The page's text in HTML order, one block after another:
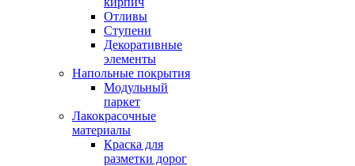
Отливы
Ступени
Декоративные
элементы
Напольные покрытия
Модульный
паркет
Лакокрасочные
материалы
Краска для
разметки дорог